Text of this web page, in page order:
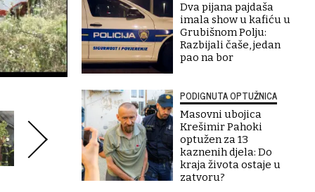
Dva pijana pajdaša
imala show u kafiću u
Grubišnom Polju:
Razbijali čaše, jedan
pao na bor
PODIGNUTA OPTUŽNICA
Masovni ubojica
Krešimir Pahoki
optužen za 13
kaznenih djela: Do
kraja života ostaje u
zatvoru?